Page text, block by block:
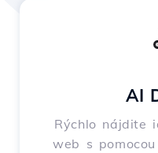
AI
Rýchlo nájdite
web s